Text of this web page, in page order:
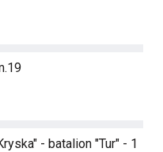
- batalion "Tur" - 1